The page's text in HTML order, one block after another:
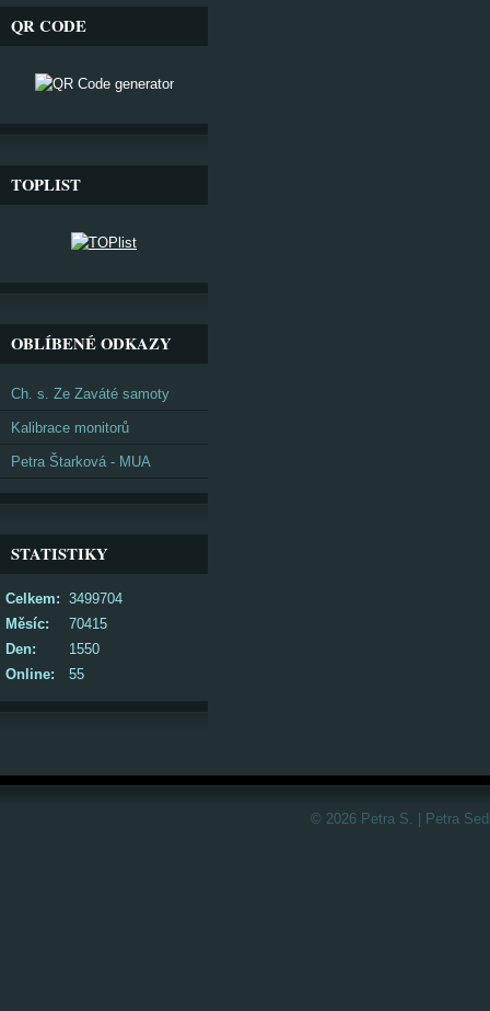
QR CODE
TOPLIST
OBLÍBENÉ ODKAZY
Ch. s. Ze Zaváté samoty
Kalibrace monitorů
Petra Štarková - MUA
STATISTIKY
Online: 55
Celkem: 3499704
Měsíc:
70415
Den:
1550
© 2026 Petra S. | Petra